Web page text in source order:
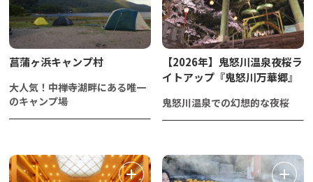
菖蒲ヶ浜キャンプ村
大人気！中禅寺湖畔にある唯一
のキャンプ場
【2026年】鬼怒川温泉夜桜ラ
イトアップ『鬼怒川万華郷』
鬼怒川温泉での幻想的な夜桜